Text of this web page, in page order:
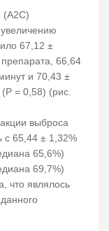
(A2C)
67,12 ±
66,64
и 70,43 ±
= 0,58) (рис.
выброса
с 65,44 ± 1,32%
65,6%)
69,7%)
что являлось